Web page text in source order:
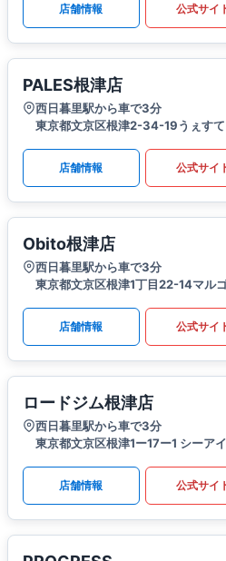
店舗情報 公式サイ
PALES根津店
西日暮里駅から車で3分
東京都文京区根津2-34-19うぇす
店舗情報 公式サイ
Obito根津店
西日暮里駅から車で3分
東京都文京区根津1丁目22-14マル
店舗情報 公式サイ
ロードジム根津店
西日暮里駅から車で3分
東京都文京区根津1ー17ー1 シーア
店舗情報 公式サイ